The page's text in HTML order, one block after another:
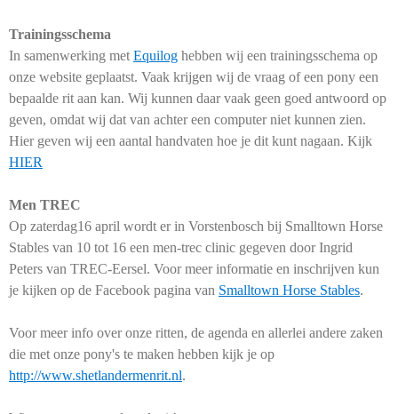
Trainingsschema
In samenwerking met Equilog hebben wij een trainingsschema op
onze website geplaatst. Vaak krijgen wij de vraag of een pony een
bepaalde rit aan kan. Wij kunnen daar vaak geen goed antwoord op
geven, omdat wij dat van achter een computer niet kunnen zien.
Hier geven wij een aantal handvaten hoe je dit kunt nagaan. Kijk
HIER
Men TREC
Op zaterdag16 april wordt er in Vorstenbosch bij Smalltown Horse
Stables van 10 tot 16 een men-trec clinic gegeven door Ingrid
Peters van TREC-Eersel. Voor meer informatie en inschrijven kun
je kijken op de Facebook pagina van Smalltown Horse Stables.
Voor meer info over onze ritten, de agenda en allerlei andere zaken
die met onze pony's te maken hebben kijk je op
http://www.shetlandermenrit.nl.